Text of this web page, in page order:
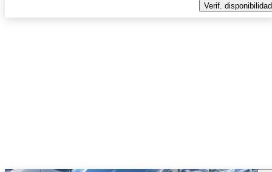
Verif. disponibilidad